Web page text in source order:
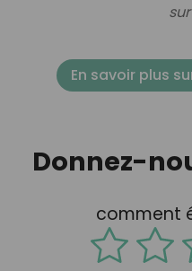
En savoir plus
Donnez-
comment